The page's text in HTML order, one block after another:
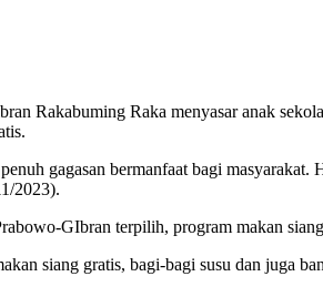
Rakabuming Raka menyasar anak
gagasan bermanfaat bagi
2023).
GIbran terpilih, program makan
siang gratis, bagi-bagi susu dan juga